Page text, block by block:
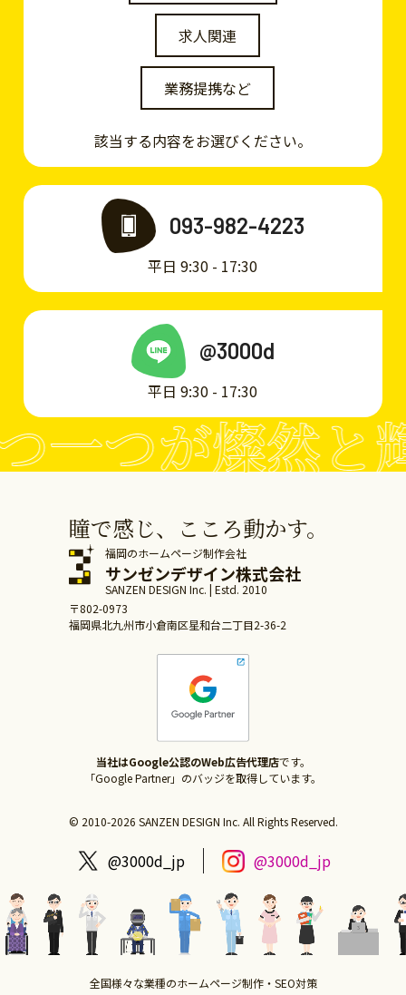
求人関連
業務提携など
該当する内容をお選びください。
093-982-4223
平日 9:30 - 17:30
@3000d
平日 9:30 - 17:30
燦然と輝け
瞳で感じ、こころ動かす。
福岡のホームページ制作会社
サンゼンデザイン株式会社
SANZEN DESIGN Inc. | Estd. 2010
〒802-0973
福岡県北九州市小倉南区星和台二丁目2-36-2
当社はGoogle公認のWeb広告代理店です。
「Google Partner」のバッジを取得しています。
© 2010-2026 SANZEN DESIGN Inc. All Rights Reserved.
@3000d_jp @3000d_jp
全国様々な業種のホームページ制作・SEO対策